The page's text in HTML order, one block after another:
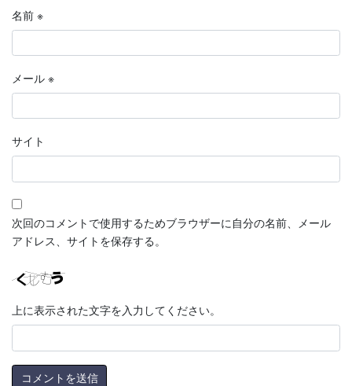
名前 ※
メール ※
サイト
次回のコメントで使用するためブラウザーに自分の名前、メール
アドレス、サイトを保存する。
上に表示された文字を入力してください。